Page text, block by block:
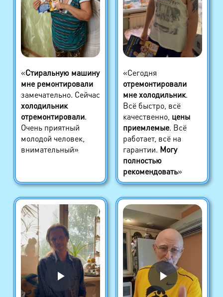
«Стиральную машину
мне ремонтировали
замечательно. Сейчас
холодильник
отремонтировали.
Очень приятный
молодой человек,
внимательный»
«Сегодня
отремонтировали
мне холодильник.
Всё быстро, всё
качественно, цены
приемлемые. Всё
работает, всё на
гарантии. Могу
полностью
рекомендовать»